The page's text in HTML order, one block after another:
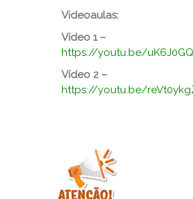
Videoaulas:
Vídeo 1 –
https://youtu.be/
Vídeo 2 –
https://youtu.be/